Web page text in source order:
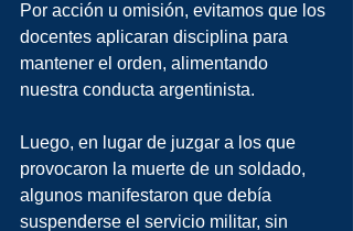
Por acción u omisión, evitamos que los
docentes aplicaran disciplina para
mantener el orden, alimentando
nuestra conducta argentinista.
Luego, en lugar de juzgar a los que
provocaron la muerte de un soldado,
algunos manifestaron que debía
suspenderse el servicio militar, sin